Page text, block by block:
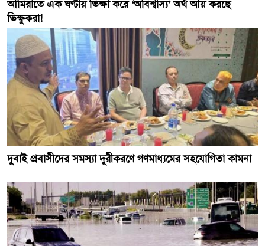
আমিরাতে এক ঘণ্টায় ভিক্ষা করে ‘অবিশ্বাস্য’ অর্থ আয় করছে
ভিক্ষুকরা!
দুবাই প্রবাসীদের সমস্যা দূরীকরণে গণমাধ্যমের সহযোগিতা কামনা